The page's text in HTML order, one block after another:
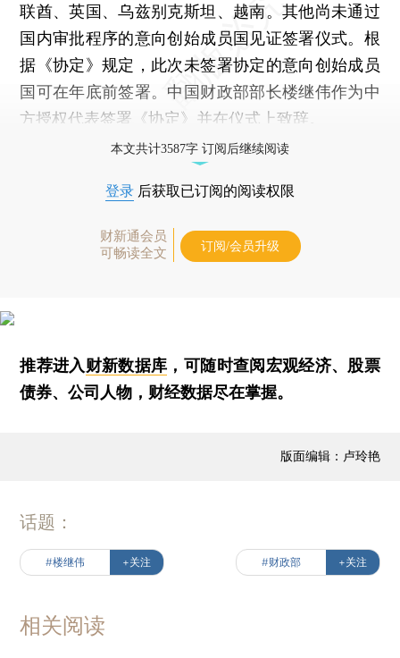
联酋、英国、乌兹别克斯坦、越南。其他尚未通过
国内审批程序的意向创始成员国见证签署仪式。根
据《协定》规定，此次未签署协定的意向创始成员
国可在年底前签署。中国财政部部长楼继伟作为中
方授权代表签署《协定》并在仪式上致辞。
本文共计3587字 订阅后继续阅读
登录 后获取已订阅的阅读权限
财新通会员
可畅读全文
订阅/会员升级
推荐进入财新数据库 ，可随时查阅宏观经济、股票
债券、公司人物，财经数据尽在掌握。
版面编辑：卢玲艳
话题：
#楼继伟 +关注 #财政部 +关注
相关阅读